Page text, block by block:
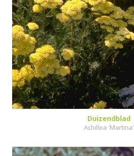
Duizendblad
Achillea 'Martina'